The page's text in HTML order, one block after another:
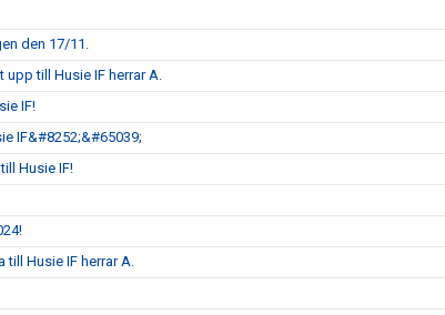
den 17/11.
till Husie IF herrar A.
IF!
IF&#8252;&#65039;
Husie IF!
till Husie IF herrar A.